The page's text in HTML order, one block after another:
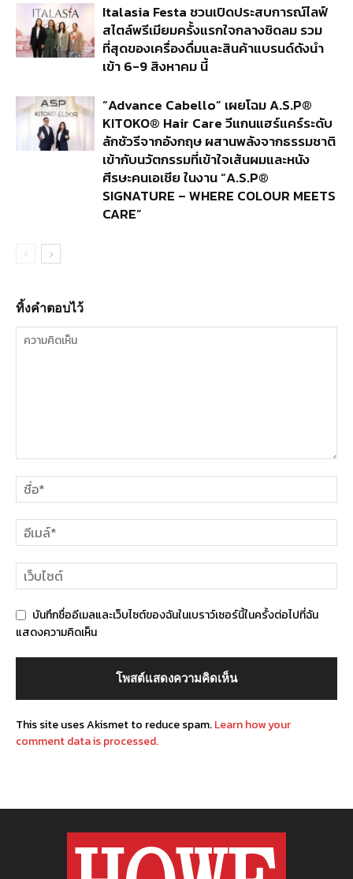
Italasia Festa ชวนเปิดประสบการณ์ไลฟ์
สไตล์พรีเมียมครั้งแรกใจกลางชิดลม รวม
ที่สุดของเครื่องดื่มและสินค้าแบรนด์ดังนำ
เข้า 6-9 สิงหาคม นี้
“Advance Cabello” เผยโฉม A.S.P®
KITOKO® Hair Care วีแกนแฮร์แคร์ระดับ
ลักชัวรีจากอังกฤษ ผสานพลังจากธรรมชาติ
เข้ากับนวัตกรรมที่เข้าใจเส้นผมและหนัง
ศีรษะคนเอเชีย ในงาน “A.S.P®
SIGNATURE – WHERE COLOUR MEETS
CARE”
ทิ้งคำตอบไว้
บันทึกชื่ออีเมลและเว็บไซต์ของฉันในเบราว์เซอร์นี้ในครั้งต่อไปที่ฉัน
แสดงความคิดเห็น
This site uses Akismet to reduce spam.Learn how your
comment data is processed.